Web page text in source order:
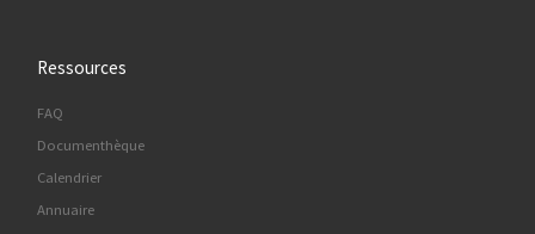
Ressources
FAQ
Documenthèque
Calendrier
Annuaire